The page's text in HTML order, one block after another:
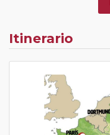
Itinerario